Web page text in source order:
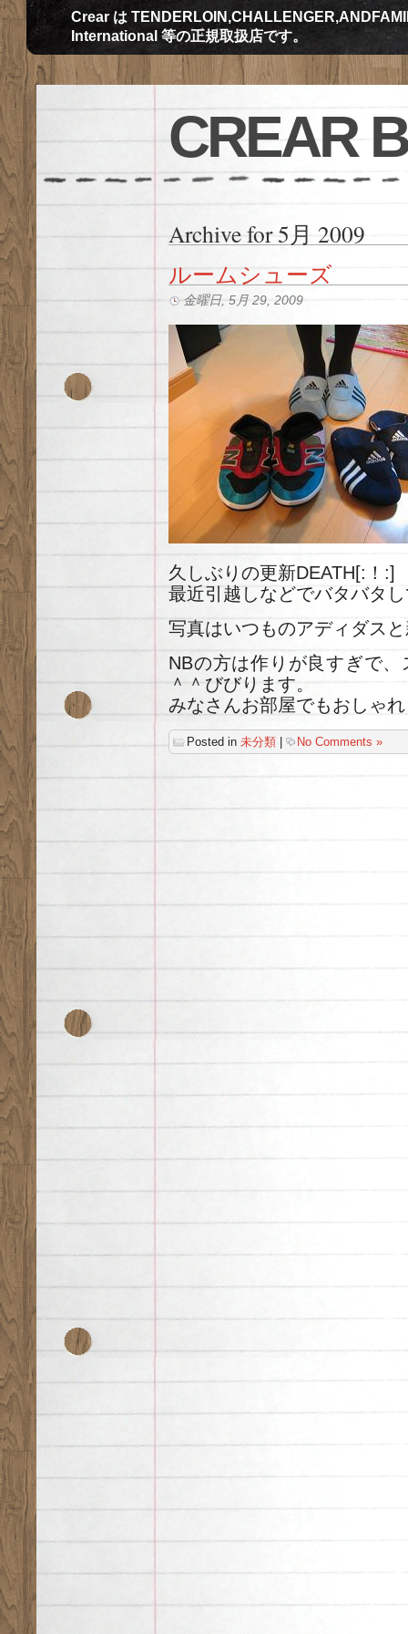
Crear は
International 等の正規取扱店です。
CREAR
Archive for 5月 2009
ルームシューズ
金曜日, 5月 29, 2009
久しぶりの更新DEATH[:！:]
最近引越しなどでバタバタ
写真はいつものアディダス
NBの方は作りが良すぎで
＾＾びびります。
みなさんお部屋でもおしゃ
Posted in 未分類 No Comments »